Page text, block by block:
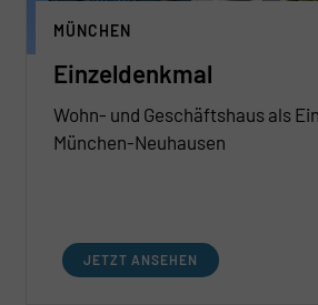
MÜNCHEN
Einzeldenkmal
Wohn- und Geschäftshaus als
München-Neuhausen
JETZT ANSEHEN